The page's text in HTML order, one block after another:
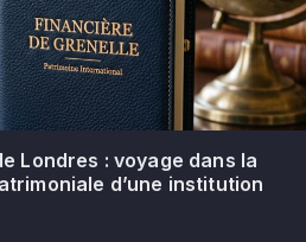
Londres : voyage dans la
d’une institution